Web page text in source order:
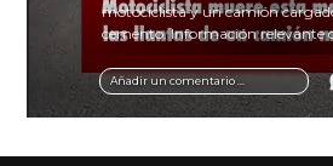
Añadir un comentario ...
motociclista y un camión
cemento. Información relevante
vial y recomendaciones para